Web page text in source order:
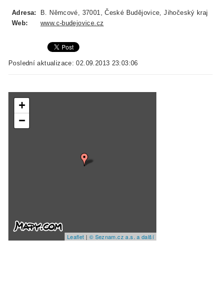
Adresa:
B. Němcové, 37001, České Budějovice, Jihočeský kraj
Web:
www.c-budejovice.cz
Poslední aktualizace: 02.09.2013 23:03:06
+
−
Leaflet | © Seznam.cz a.s. a další